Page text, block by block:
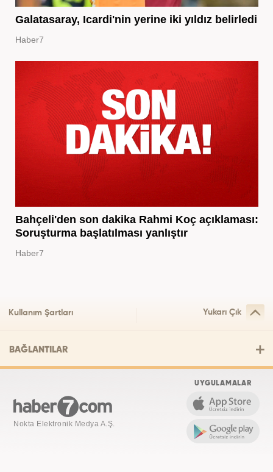
Galatasaray, Icardi'nin yerine iki yıldız belirledi
Haber7
Bahçeli'den son dakika Rahmi Koç açıklaması:
Soruşturma başlatılması yanlıştır
Haber7
Kullanım Şartları Yukarı Çık
BAĞLANTILAR
Nokta Elektronik Medya A.Ş.
UYGULAMALAR